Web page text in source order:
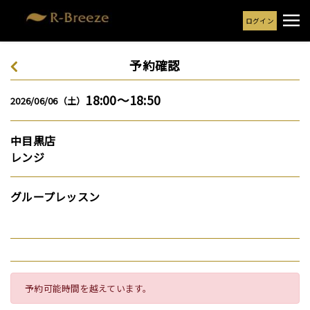
ログイン
予約確認
2026/06/06（土） 18:00～18:50
中目黒店
レンジ
グループレッスン
予約可能時間を越えています。